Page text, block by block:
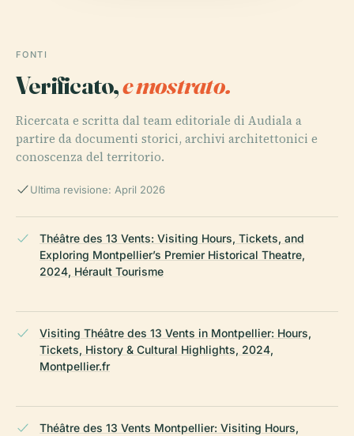
FONTI
Verificato,e mostrato.
Ricercata e scritta dal team editoriale di Audiala a
partire da documenti storici, archivi architettonici e
conoscenza del territorio.
Ultima revisione: April 2026
Théâtre des 13 Vents: Visiting Hours, Tickets, and
Exploring Montpellier’s Premier Historical Theatre,
2024, Hérault Tourisme
Visiting Théâtre des 13 Vents in Montpellier: Hours,
Tickets, History & Cultural Highlights, 2024,
Montpellier.fr
Théâtre des 13 Vents Montpellier: Visiting Hours,